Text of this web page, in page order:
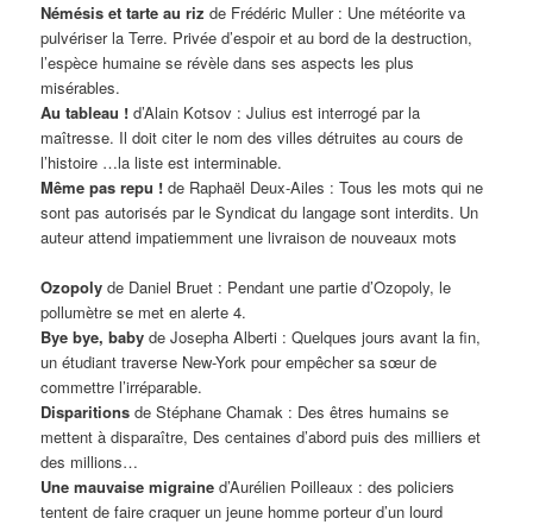
Némésis et tarte au riz de Frédéric Muller : Une météorite va
pulvériser la Terre. Privée d’espoir et au bord de la destruction,
l’espèce humaine se révèle dans ses aspects les plus
misérables.
Au tableau ! d’Alain Kotsov : Julius est interrogé par la
maîtresse. Il doit citer le nom des villes détruites au cours de
l’histoire …la liste est interminable.
Même pas repu ! de Raphaël Deux-Ailes : Tous les mots qui ne
sont pas autorisés par le Syndicat du langage sont interdits. Un
auteur attend impatiemment une livraison de nouveaux mots
Ozopoly de Daniel Bruet : Pendant une partie d’Ozopoly, le
pollumètre se met en alerte 4.
Bye bye, baby de Josepha Alberti : Quelques jours avant la fin,
un étudiant traverse New-York pour empêcher sa sœur de
commettre l’irréparable.
Disparitions de Stéphane Chamak : Des êtres humains se
mettent à disparaître, Des centaines d’abord puis des milliers et
des millions…
Une mauvaise migraine d’Aurélien Poilleaux : des policiers
tentent de faire craquer un jeune homme porteur d’un lourd